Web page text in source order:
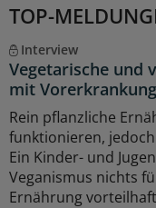
TOP-
Interview
Vegetarische und
mit
Rein pflanzliche
funktionieren,
Ein Kinder- und
Veganismus nichts
Ernährung